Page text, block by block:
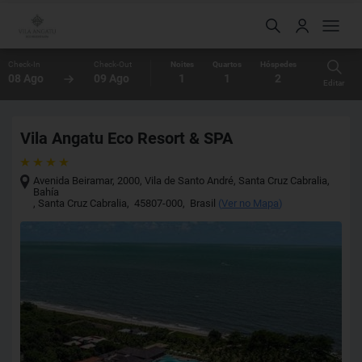
Check-In
08 Ago
Check-Out
09 Ago
Noites
1
Quartos
1
Hóspedes
2 Editar
Vila Angatu Eco Resort & SPA
Avenida Beiramar, 2000, Vila de Santo André, Santa Cruz Cabralia,
Bahía
, Santa Cruz Cabralia, 45807-000, Brasil (Ver no Mapa)